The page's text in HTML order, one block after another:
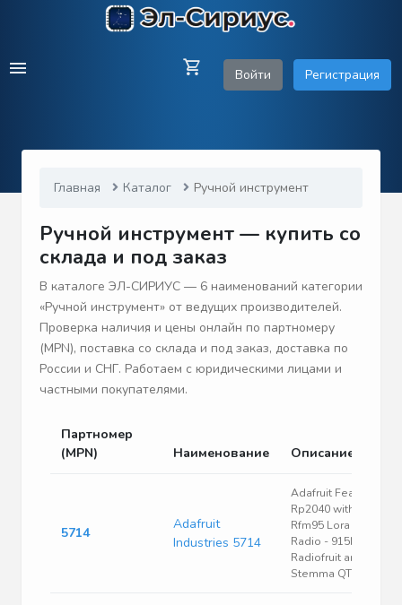
Войти Регистрация
Главная Каталог Ручной инструмент
Ручной инструмент — купить со
склада и под заказ
В каталоге ЭЛ-СИРИУС — 6 наименований категории
«Ручной инструмент» от ведущих производителей.
Проверка наличия и цены онлайн по партномеру
(MPN), поставка со склада и под заказ, доставка по
России и СНГ. Работаем с юридическими лицами и
частными покупателями.
Партномер
(MPN)
Наименование Описание
5714
Adafruit
Industries 5714
Adafruit Feather
Rp2040 with
Rfm95 Lora
Radio - 915MHz -
Radiofruit and
Stemma QT